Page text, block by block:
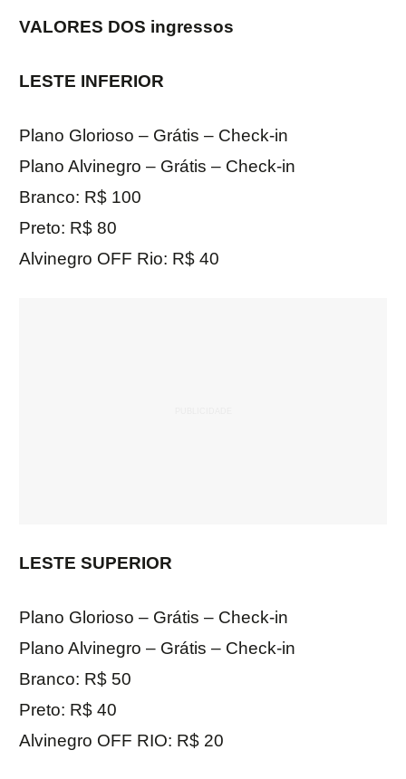
VALORES DOS ingressos
LESTE INFERIOR
Plano Glorioso – Grátis – Check-in
Plano Alvinegro – Grátis – Check-in
Branco: R$ 100
Preto: R$ 80
Alvinegro OFF Rio: R$ 40
LESTE SUPERIOR
Plano Glorioso – Grátis – Check-in
Plano Alvinegro – Grátis – Check-in
Branco: R$ 50
Preto: R$ 40
Alvinegro OFF RIO: R$ 20